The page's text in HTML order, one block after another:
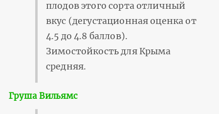
плодов этого сорта отличный
вкус (дегустационная оценка от
4.5 до 4.8 баллов).
Зимостойкость для Крыма
средняя.
Груша Вильямс